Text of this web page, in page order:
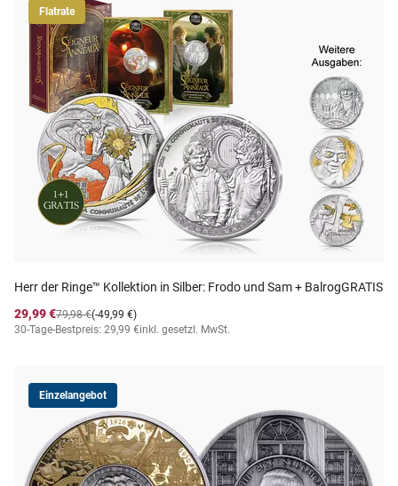
Flatrate
Herr der Ringe™ Kollektion in Silber: Frodo und Sam + BalrogGRATIS
29,99 €
(-49,99 €)
79,98 €
30-Tage-Bestpreis: 29,99 €inkl. gesetzl. MwSt.
Einzelangebot